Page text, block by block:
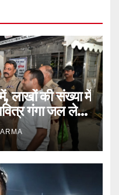
लाखों की संख्या में
गंगा जल लेने